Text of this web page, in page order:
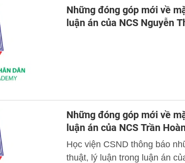
Những đóng góp mới về
luận án của NCS Nguyễn
Những đóng góp mới về
luận án của NCS Trần
Học viện CSND thông báo
thuật, lý luận trong luận án